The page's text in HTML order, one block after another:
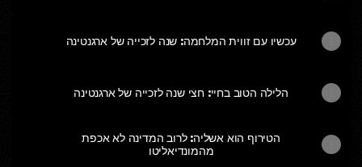
עכשיו עם זווית המלחמה: שנה לזכייה של ארגנטינה
הלילה הטוב בחיי: חצי שנה לזכייה של ארגנטינה
הטירוף הוא אשליה: לרוב המדינה לא אכפת
מהמונדיאליטו